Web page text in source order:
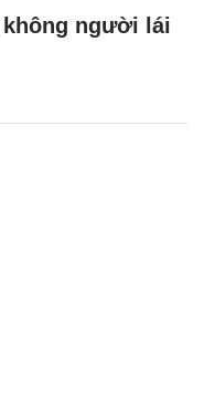
không người lái